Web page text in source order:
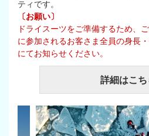
ティです。
〔お願い〕
ドライスーツをご準備するため、
に参加されるお客さま全員の身長
にてお知らせください。
詳細はこち